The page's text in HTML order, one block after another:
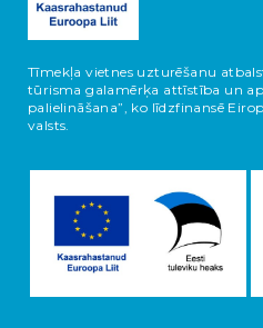
Tīmekļa vietnes uzturēšanu
tūrisma galamērķa attīstība un
palielināšana”, ko līdzfinansē
valsts.